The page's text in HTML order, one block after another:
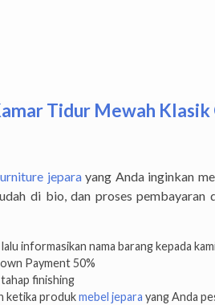
Tidur Mewah Klasik
jeparayang Anda inginkan
di bio, dan proses
informasikan nama barang kepada
Payment 50%
finishing
ketika produkmebel jepara yang Anda